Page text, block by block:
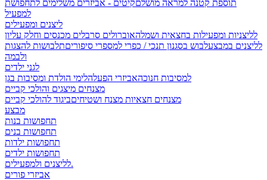
תוספת קטנה למראה מושלםקיטים - אביזרים משלימים לתחפושת
למפעיל
ליצנים ומפעילים
לליצניות ומפעילות בחצאית ושמלהאוברולים סרבלים מכנסים וחלק עליון
לליצנים במבצעלבוש בסגנון תנכי / כפרי למספרי סיפוריםתלבושות להצגות
ולבמה
לגני ילדים
למסיבות חנוכהאביזרי הפעלהלימי הולדת ומסיבות בגן
מצנחים מיצגים והולכי קביים
מצנחים חצאיות מצנח ושטיחיםביגוד להולכי קביים
מבצע
תחפושות בנות
תחפושות בנים
תחפושות ילדות
תחפושות ילדים
לליצנים ולמפעילים.
אביזרי פורים